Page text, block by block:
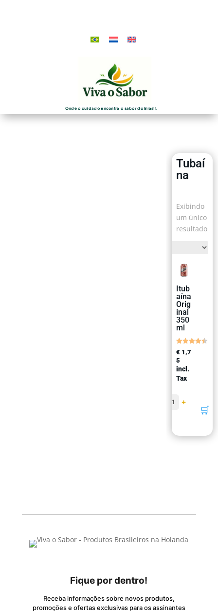
Onde o cuidado encontra o sabor do Brasil.
Tubaí
na
Exibindo
um único
resultado
Itub
aína
Orig
inal
350
ml
Avaliação
4.50
de 5
€ 1,7
5
incl.
Tax
1 +
🛒
Fique por dentro!
Receba informações sobre novos produtos,
promoções e ofertas exclusivas para os assinantes